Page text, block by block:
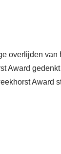
overlijden van
Award
Award